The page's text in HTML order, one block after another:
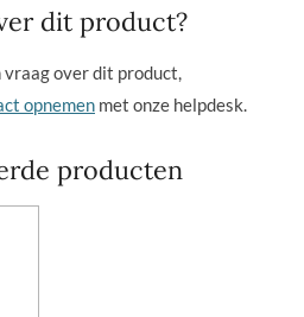
dit product?
vraag over dit product,
opnemen met onze helpdesk.
producten